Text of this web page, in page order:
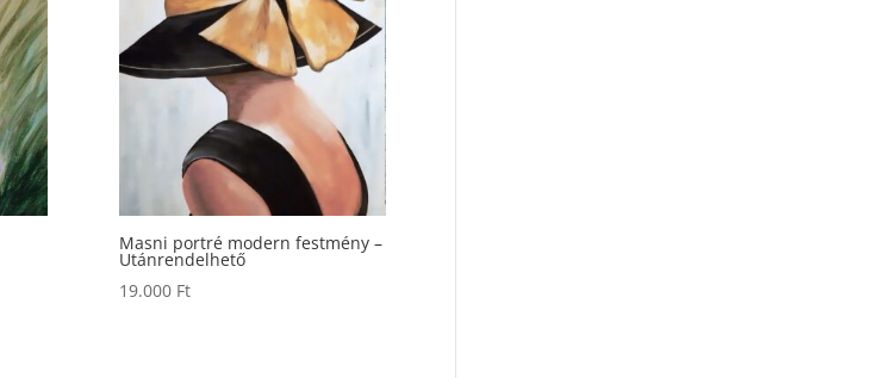
Masni portré modern festmény –
Utánrendelhető
19.000 Ft